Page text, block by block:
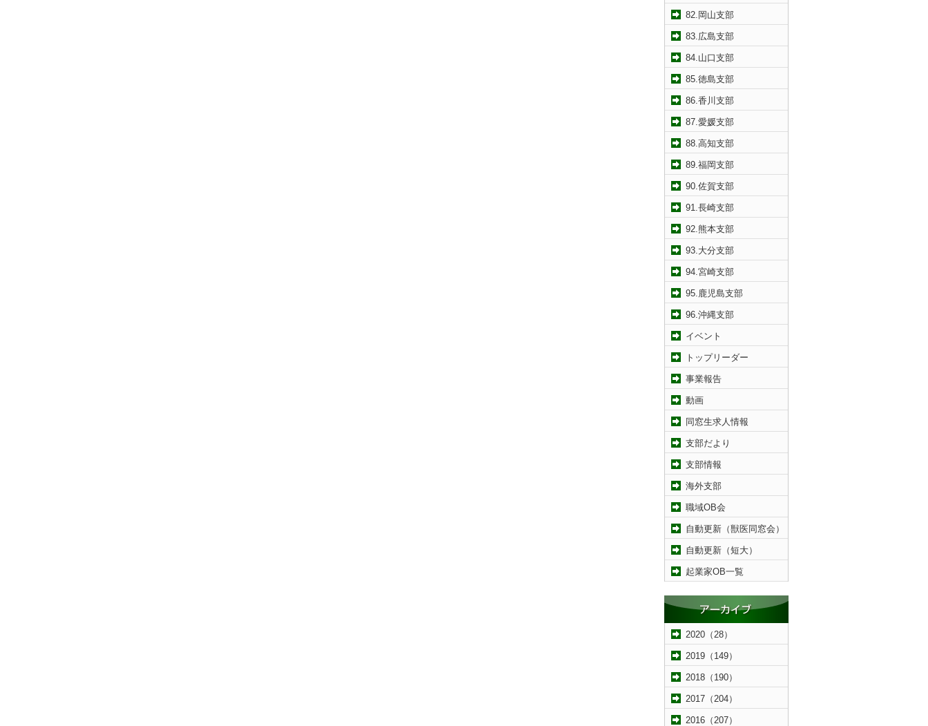
82.岡山支部
83.広島支部
84.山口支部
85.徳島支部
86.香川支部
87.愛媛支部
88.高知支部
89.福岡支部
90.佐賀支部
91.長崎支部
92.熊本支部
93.大分支部
94.宮崎支部
95.鹿児島支部
96.沖縄支部
イベント
トップリーダー
事業報告
動画
同窓生求人情報
支部だより
支部情報
海外支部
職域OB会
自動更新（獣医同窓会）
自動更新（短大）
起業家OB一覧
2020（28）
2019（149）
2018（190）
2017（204）
2016（207）